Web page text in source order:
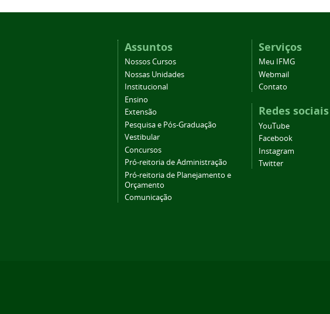
Assuntos
Nossos Cursos
Nossas Unidades
Institucional
Ensino
Extensão
Pesquisa e Pós-Graduação
Vestibular
Concursos
Pró-reitoria de Administração
Pró-reitoria de Planejamento e
Orçamento
Comunicação
Serviços
Meu IFMG
Webmail
Contato
Redes sociais
YouTube
Facebook
Instagram
Twitter